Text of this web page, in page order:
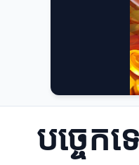
បច្ចេក